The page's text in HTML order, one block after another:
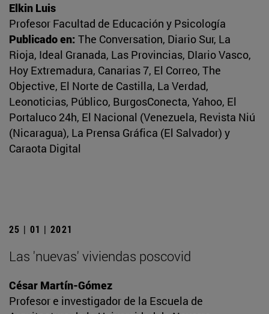
Elkin Luis
Profesor Facultad de Educación y Psicología
Publicado en: The Conversation, Diario Sur, La
Rioja, Ideal Granada, Las Provincias, DIario Vasco,
Hoy Extremadura, Canarias 7, El Correo, The
Objective, El Norte de Castilla, La Verdad,
Leonoticias, Público, BurgosConecta, Yahoo, El
Portaluco 24h, El Nacional (Venezuela, Revista Niú
(Nicaragua), La Prensa Gráfica (El Salvador) y
Caraota Digital
25 | 01 | 2021
Las 'nuevas' viviendas poscovid
César Martín-Gómez
Profesor e investigador de la Escuela de